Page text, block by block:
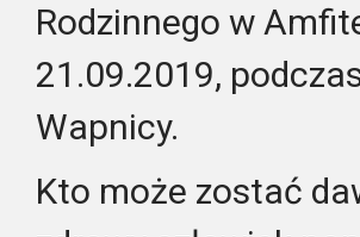
Rodzinnego w
21.09.2019,
Wapnicy.
Kto może zostać